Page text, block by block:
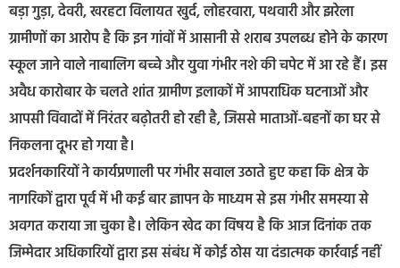
बड़ा गुड़ा, देवरी, खरहटा ​विलायत खुर्द, लोहरवारा, पथवारी और झरेला
​ग्रामीणों का आरोप है कि इन गांवों में आसानी से शराब उपलब्ध होने के कारण
स्कूल जाने वाले नाबालिग बच्चे और युवा गंभीर नशे की चपेट में आ रहे हैं। इस
अवैध कारोबार के चलते शांत ग्रामीण इलाकों में आपराधिक घटनाओं और
आपसी विवादों में निरंतर बढ़ोतरी हो रही है, जिससे माताओं-बहनों का घर से
निकलना दूभर हो गया है।
​प्रदर्शनकारियों ने कार्यप्रणाली पर गंभीर सवाल उठाते हुए कहा कि क्षेत्र के
नागरिकों द्वारा पूर्व में भी कई बार ज्ञापन के माध्यम से इस गंभीर समस्या से
अवगत कराया जा चुका है। लेकिन खेद का विषय है कि आज दिनांक तक
जिम्मेदार अधिकारियों द्वारा इस संबंध में कोई ठोस या दंडात्मक कार्रवाई नहीं